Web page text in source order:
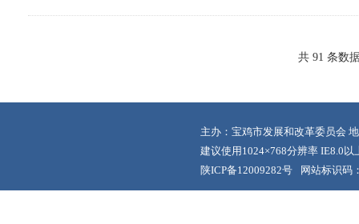
共 91 条数
主办：宝鸡市发展和改革委员会
建议使用1024×768分辨率 IE8.0以
陕ICP备12009282号
网站标识码